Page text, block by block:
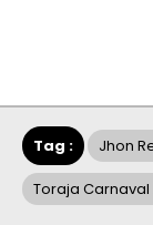
Tag : Jhon
Toraja Carnaval